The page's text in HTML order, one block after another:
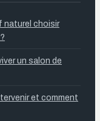
naturel choisir
un salon de
et comment